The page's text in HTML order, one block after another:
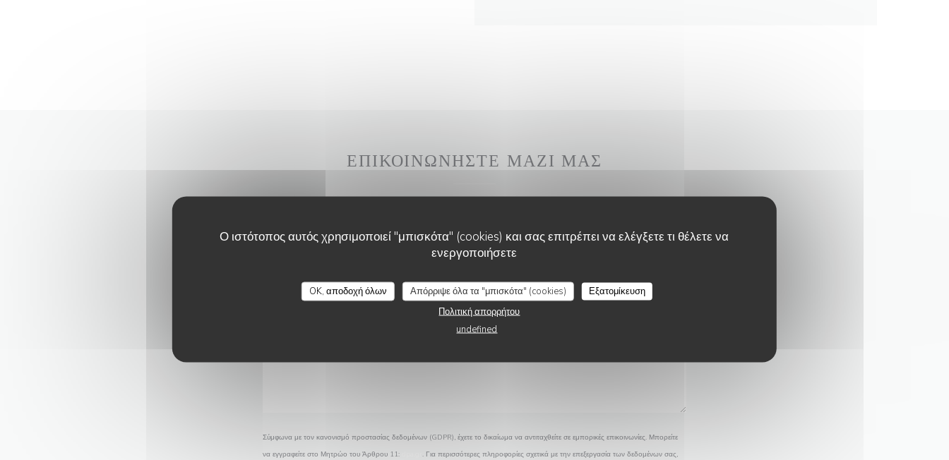
Ο ιστότοπος αυτός χρησιμοποιεί "μπισκότα" (cookies) και σας επιτρέπει να ελέγξετε τι θέλετε να
ενεργοποιήσετε
OK, αποδοχή όλων Απόρριψε όλα τα "μπισκότα" (cookies)
Εξατομίκευση
Πολιτική απορρήτου
undefined
ΕΠΙΚΟΙΝΩΝΉΣΤΕ ΜΑΖΊ ΜΑΣ
Σύμφωνα με τον κανονισμό προστασίας δεδομένων (GDPR), έχετε το δικαίωμα να αντιταχθείτε σε εμπορικές επικοινωνίες. Μπορείτε
να εγγραφείτε στο Μητρώο του Άρθρου 11:
. Για περισσότερες πληροφορίες σχετικά με την επεξεργασία των δεδομένων σας,
TERRA PIZZA